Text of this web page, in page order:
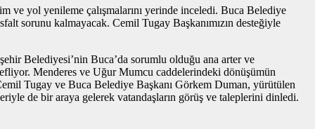
yol yenileme çalışmalarını yerinde inceledi. Buca Belediye
sorunu kalmayacak. Cemil Tugay Başkanımızın desteğiyle
Belediyesi’nin Buca’da sorumlu olduğu ana arter ve
Menderes ve Uğur Mumcu caddelerindeki dönüşümün
Tugay ve Buca Belediye Başkanı Görkem Duman, yürütülen
de bir araya gelerek vatandaşların görüş ve taleplerini dinledi.